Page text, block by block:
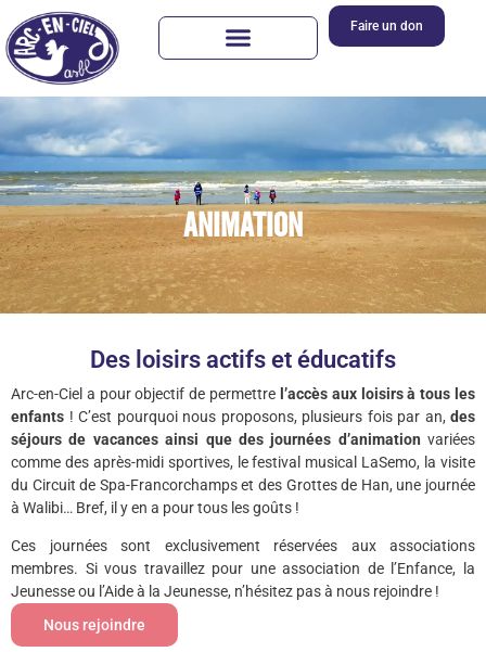
Faire un don
Animation
Des loisirs actifs et éducatifs
Arc-en-Ciel a pour objectif de permettre l’accès aux loisirs à tous les
enfants ! C’est pourquoi nous proposons, plusieurs fois par an, des
séjours de vacances ainsi que des journées d’animation variées
comme des après-midi sportives, le festival musical LaSemo, la visite
du Circuit de Spa-Francorchamps et des Grottes de Han, une journée
à Walibi… Bref, il y en a pour tous les goûts !
Ces journées sont exclusivement réservées aux associations
membres. Si vous travaillez pour une association de l’Enfance, la
Jeunesse ou l’Aide à la Jeunesse, n’hésitez pas à nous rejoindre !
Nous rejoindre